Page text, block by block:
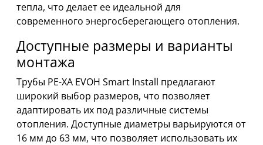
тепла, что делает ее идеальной для
современного энергосберегающего отопления.
Доступные размеры и варианты
монтажа
Трубы PE-XA EVOH Smart Install предлагают
широкий выбор размеров, что позволяет
адаптировать их под различные системы
отопления. Доступные диаметры варьируются от
16 мм до 63 мм, что позволяет использовать их